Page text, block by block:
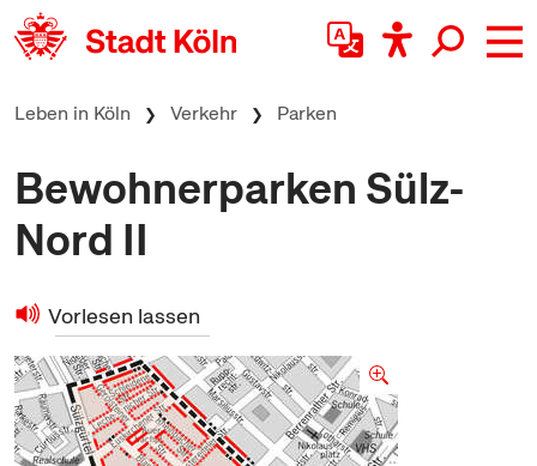
zum Inhalt springen
Leben in Köln Verkehr Parken
Bewohnerparken Sülz-
Nord II
Vorlesen lassen